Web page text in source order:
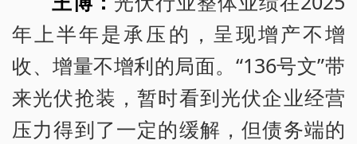
年上半年是承压的，呈现增产不增
收、增量不增利的局面。“136号文”带
来光伏抢装，暂时看到光伏企业经营
压力得到了一定的缓解，但债务端的